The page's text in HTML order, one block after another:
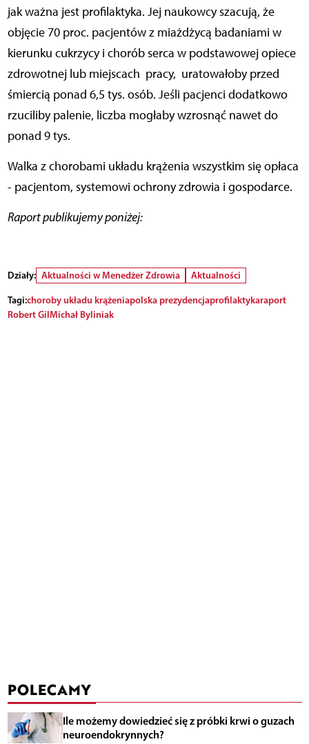
jak ważna jest profilaktyka. Jej naukowcy szacują, że
objęcie 70 proc. pacjentów z miażdżycą badaniami w
kierunku cukrzycy i chorób serca w podstawowej opiece
zdrowotnej lub miejscach pracy, uratowałoby przed
śmiercią ponad 6,5 tys. osób. Jeśli pacjenci dodatkowo
rzuciliby palenie, liczba mogłaby wzrosnąć nawet do
ponad 9 tys.
Walka z chorobami układu krążenia wszystkim się opłaca
- pacjentom, systemowi ochrony zdrowia i gospodarce.
Raport publikujemy poniżej:
Działy: Aktualności w Menedżer Zdrowia
Aktualności
Tagi:choroby układu krążeniapolska prezydencjaprofilaktykaraport
Robert GilMichał Byliniak
POLECAMY
Ile możemy dowiedzieć się z próbki krwi o guzach
neuroendokrynnych?